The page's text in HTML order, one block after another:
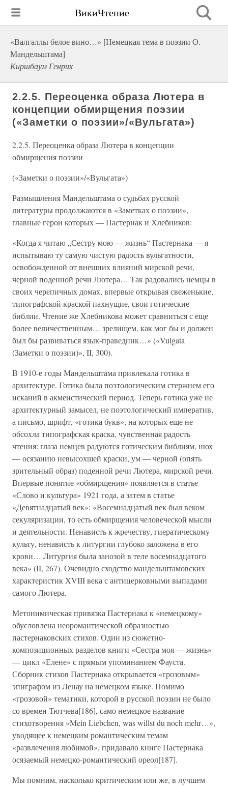
ВикиЧтение
«Валгаллы белое вино…» [Немецкая тема в поэзии О.
Мандельштама]
Киршбаум Генрих
2.2.5. Переоценка образа Лютера в
концепции обмирщения поэзии
(«Заметки о поэзии»/«Вульгата»)
2.2.5. Переоценка образа Лютера в концепции
обмирщения поэзии
(«Заметки о поэзии»/«Вульгата»)
Размышления Мандельштама о судьбах русской
литературы продолжаются в «Заметках о поэзии»,
главные герои которых — Пастернак и Хлебников:
«Когда я читаю „Сестру мою — жизнь“ Пастернака — я
испытываю ту самую чистую радость вульгатности,
освобожденной от внешних влияний мирской речи,
черной поденной речи Лютера… Так радовались немцы в
своих черепичных домах, впервые открывая свеженькие,
типографской краской пахнущие, свои готические
библии. Чтение же Хлебникова может сравниться с еще
более величественным… зрелищем, как мог бы и должен
был бы развиваться язык-праведник…» («Vulgata
(Заметки о поэзии)», II, 300).
В 1910-е годы Мандельштама привлекала готика в
архитектуре. Готика была поэтологическим стержнем его
исканий в акмеистический период. Теперь готика уже не
архитектурный замысел, не поэтологический императив,
а письмо, шрифт, «готика букв», на которых еще не
обсохла типографская краска, чувственная радость
чтения: глаза немцев радуются готическим библиям, нюх
— осязанию невысохшей краски, ум — черной (опять
зрительный образ) поденной речи Лютера, мирской речи.
Впервые понятие «обмирщения» появляется в статье
«Слово и культура» 1921 года, а затем в статье
«Девятнадцатый век»: «Восемнадцатый век был веком
секуляризации, то есть обмирщения человеческой мысли
и деятельности. Ненависть к жречеству, гиератическому
культу, ненависть к литургии глубоко заложена в его
крови… Литургия была занозой в теле восемнадцатого
века» (II, 267). Очевидно сходство мандельштамовских
характеристик XVIII века с антицерковными выпадами
самого Лютера.
Метонимическая привязка Пастернака к «немецкому»
обусловлена неоромантической образностью
пастернаковских стихов. Один из сюжетно-
композиционных разделов книги «Сестра моя — жизнь»
— цикл «Елене» с прямым упоминанием Фауста.
Сборник стихов Пастернака открывается «грозовым»
эпиграфом из Ленау на немецком языке. Помимо
«грозовой» тематики, которой в русской поэзии не было
со времен Тютчева[186], само немецкое название
стихотворения «Mein Liebchen, was willst du noch mehr…»,
уводящее к немецким романтическим темам
«развлечения любимой», придавало книге Пастернака
осязаемый немецко-романтический ореол[187].
Мы помним, насколько критическим или же, в лучшем